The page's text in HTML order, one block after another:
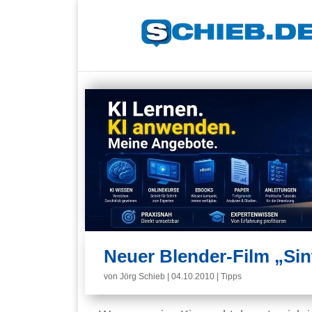
Neuer Blender-Film
von Jörg Schieb 04.10.2010 Tipps